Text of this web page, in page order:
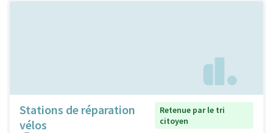
Stations de réparation
vélos
Retenue par le tri
citoyen